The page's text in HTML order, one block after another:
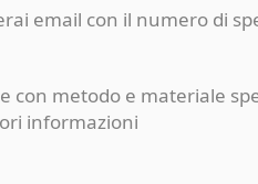
email con il numero di
con metodo e materiale
informazioni